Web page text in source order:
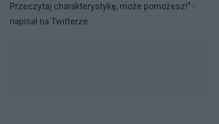
Przeczytaj charakterystykę, może pomożesz!" -
napisał na Twitterze.